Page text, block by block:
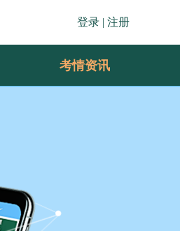
登录 | 注册
考情资讯